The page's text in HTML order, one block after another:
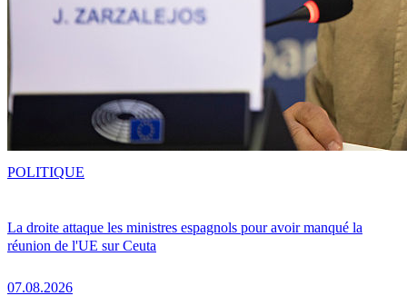
La droite attaque les ministres espagnols pour avoir manqué la
réunion de l'UE sur Ceuta
07.08.2026
POLITIQUE